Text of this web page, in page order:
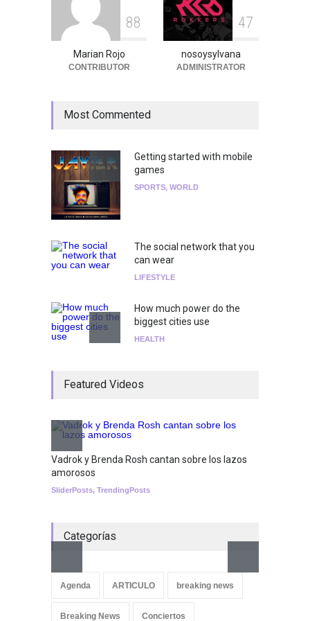
88
Marian Rojo
CONTRIBUTOR
47
nosoysylvana
ADMINISTRATOR
Most Commented
Getting started with mobile
games
SPORTS, WORLD
The social network that you
can wear
LIFESTYLE
How much power do the
biggest cities use
HEALTH
el show de Richie O'Farrill
becoming a reality
Featured Videos
Vadrok y Brenda Rosh cantan sobre los lazos
amorosos
SliderPosts, TrendingPosts
Categorías
Agenda ARTICULO breaking news
Breaking News Conciertos